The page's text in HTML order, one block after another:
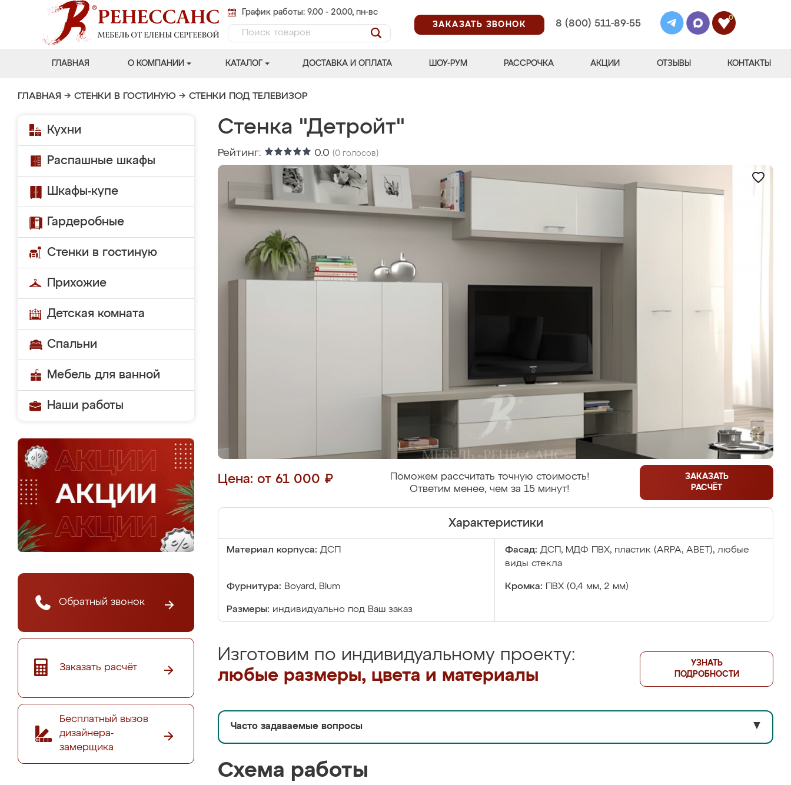
График работы: 9.00 - 20.00, пн-вс
ЗАКАЗАТЬ ЗВОНОК
8 (800) 511-89-55
0
ГЛАВНАЯ О КОМПАНИИ КАТАЛОГ ДОСТАВКА И ОПЛАТА ШОУ-РУМ РАССРОЧКА АКЦИИ ОТЗЫВЫ КОНТАКТЫ
ГЛАВНАЯ → СТЕНКИ В ГОСТИНУЮ → СТЕНКИ ПОД ТЕЛЕВИЗОР
Кухни
Распашные шкафы
Шкафы-купе
Гардеробные
Стенки в гостиную
Прихожие
Детская комната
Спальни
Мебель для ванной
Наши работы
Обратный звонок
Заказать расчёт
Бесплатный вызов
дизайнера-
замерщика
Стенка "Детройт"
Рейтинг: 0.0 (0 голосов)
Цена: от 61 000 ₽
Поможем рассчитать точную стоимость!
Ответим менее, чем за 15 минут!
ЗАКАЗАТЬ
РАСЧЁТ
Характеристики
Материал корпуса: ДСП Фасад: ДСП, МДФ ПВХ, пластик (ARPA, ABET), любые
виды стекла
Фурнитура: Boyard, Blum Кромка: ПВХ (0,4 мм, 2 мм)
Размеры: индивидуально под Ваш заказ
Изготовим по индивидуальному проекту:
любые размеры, цвета и материалы
УЗНАТЬ
ПОДРОБНОСТИ
Часто задаваемые вопросы ▼
Схема работы